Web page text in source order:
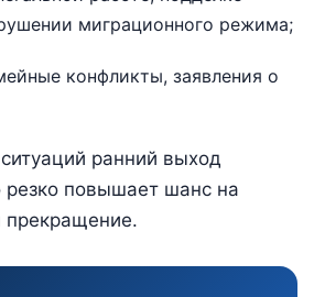
миграционного режима;
конфликты, заявления о
ранний выход
резко повышает шанс на
прекращение.